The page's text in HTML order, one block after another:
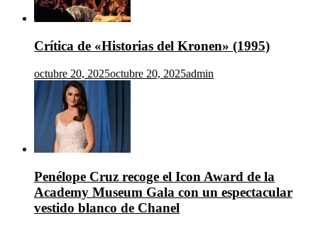
Crítica de «Historias del Kronen» (1995)
octubre 20, 2025octubre 20, 2025admin
Penélope Cruz recoge el Icon Award de la
Academy Museum Gala con un espectacular
vestido blanco de Chanel